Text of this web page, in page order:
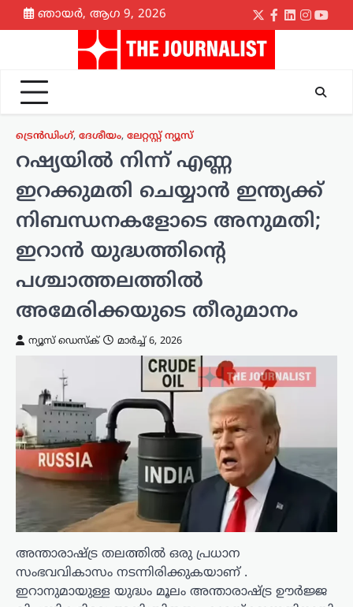
Skip
to
ഞായർ, ആഗ 9, 2026
Twitter
Facebook
LinkedIn
ട്രെൻഡിംഗ്, ദേശീയം, ലേറ്റസ്റ്റ് ന്യൂസ്
റഷ്യയിൽ നിന്ന് എണ്ണ
ഇറക്കുമതി ചെയ്യാൻ ഇന്ത്യക്ക്
നിബന്ധനകളോടെ അനുമതി;
ഇറാൻ യുദ്ധത്തിന്റെ
പശ്ചാത്തലത്തിൽ
അമേരിക്കയുടെ തീരുമാനം
ന്യൂസ് ഡെസ്ക് മാർച്ച്‌ 6, 2026
അന്താരാഷ്ട്ര തലത്തിൽ ഒരു പ്രധാന
സംഭവവികാസം നടന്നിരിക്കുകയാണ് .
ഇറാനുമായുള്ള യുദ്ധം മൂലം അന്താരാഷ്ട്ര ഊർജ്ജ